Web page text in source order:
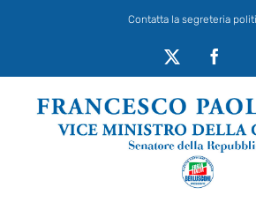
Contatta la segreteria